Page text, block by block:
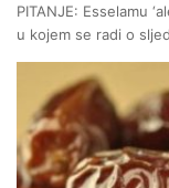
PITANJE: Esselamu
u kojem se radi o